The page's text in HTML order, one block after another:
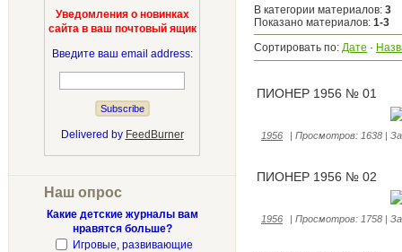
Уведомления о новинках
сайта в ваш почтовый ящик
Введите ваш email address:
Delivered by FeedBurner
Наш опрос
Какие детские журналы вам
нравятся больше?
Игровые, развивающие
В категории материалов: 3
Показано материалов: 1-3
Сортировать по: Дате ·
ПИОНЕР 1956 № 01
1956 | Просмотров: 1638 |
ПИОНЕР 1956 № 02
1956 | Просмотров: 1758 |